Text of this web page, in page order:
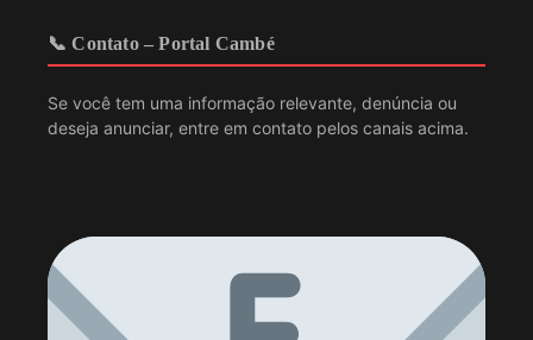
📞 Contato – Portal Cambé
Se você tem uma informação relevante, denúncia ou
deseja anunciar, entre em contato pelos canais acima.